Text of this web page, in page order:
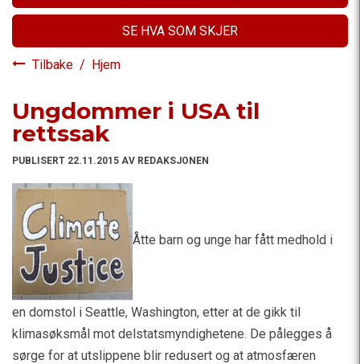
SE HVA SOM SKJER
Tilbake / Hjem
Ungdommer i USA til
rettssak
PUBLISERT 22.11.2015 AV REDAKSJONEN
Åtte barn og unge har fått medhold i
en domstol i Seattle, Washington, etter at de gikk til
klimasøksmål mot delstatsmyndighetene. De pålegges å
sørge for at utslippene blir redusert og at atmosfæren